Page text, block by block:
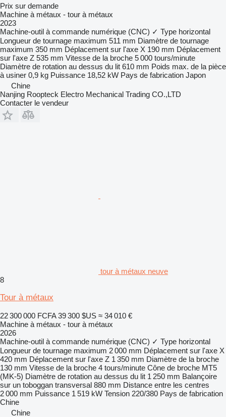
Prix sur demande
Machine à métaux - tour à métaux
2023
Machine-outil à commande numérique (CNC) ✓ Type horizontal
Longueur de tournage maximum 511 mm Diamètre de tournage
maximum 350 mm Déplacement sur l'axe X 190 mm Déplacement
sur l'axe Z 535 mm Vitesse de la broche 5 000 tours/minute
Diamètre de rotation au dessus du lit 610 mm Poids max. de la pièce
à usiner 0,9 kg Puissance 18,52 kW Pays de fabrication Japon
Chine
Nanjing Roopteck Electro Mechanical Trading CO.,LTD
Contacter le vendeur
tour à métaux neuve
8
Tour à métaux
22 300 000 FCFA 39 300 $US ≈ 34 010 €
Machine à métaux - tour à métaux
2026
Machine-outil à commande numérique (CNC) ✓ Type horizontal
Longueur de tournage maximum 2 000 mm Déplacement sur l'axe X
420 mm Déplacement sur l'axe Z 1 350 mm Diamètre de la broche
130 mm Vitesse de la broche 4 tours/minute Cône de broche MT5
(MK-5) Diamètre de rotation au dessus du lit 1 250 mm Balançoire
sur un toboggan transversal 880 mm Distance entre les centres
2 000 mm Puissance 1 519 kW Tension 220/380 Pays de fabrication
Chine
Chine